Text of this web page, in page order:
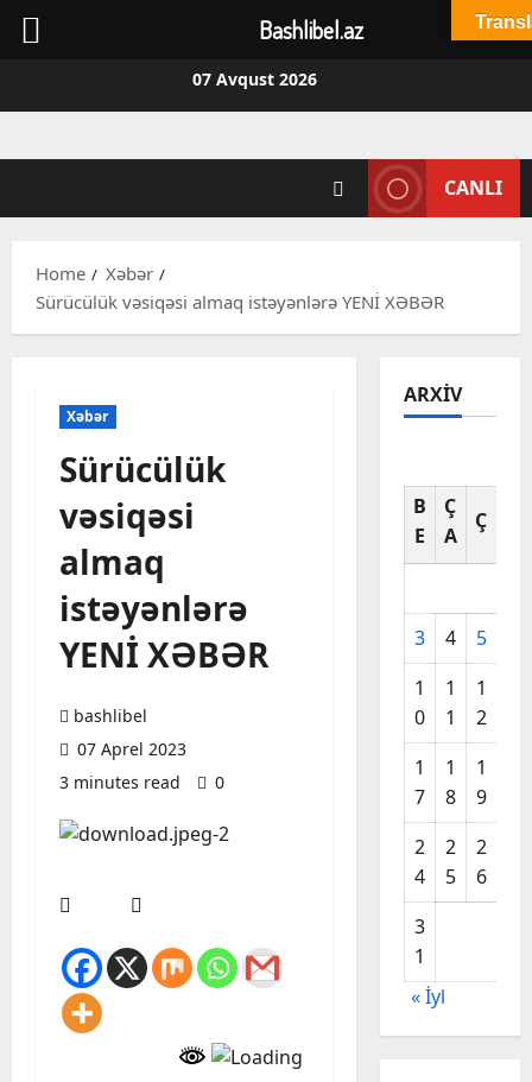
07 Avqust 2026
CANLI
Home
Xəbər
Sürücülük vəsiqəsi almaq istəyənlərə YENİ XƏBƏR
Xəbər
Sürücülük
vəsiqəsi
almaq
istəyənlərə
YENİ XƏBƏR
bashlibel
07 Aprel 2023
3 minutes read
0
ARXIV
B
E
Ç
A
Ç
3 4 5
1
0
1
1
1
2
1
7
1
8
1
9
2
4
2
5
2
6
3
1
« İyl
Bashlibel.az